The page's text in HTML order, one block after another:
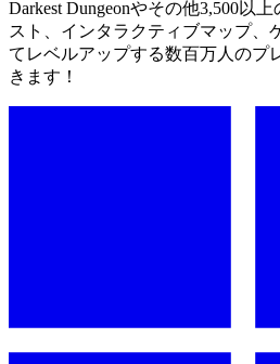
Darkest Dungeonやその他3,500以
スト、インタラクティブマップ、
てレベルアップする数百万人のプ
きます！